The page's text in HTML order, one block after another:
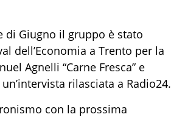
di Giugno il gruppo è stato
dell’Economia a Trento per la
Agnelli “Carne Fresca” e
rilasciata a Radio24.
con la prossima